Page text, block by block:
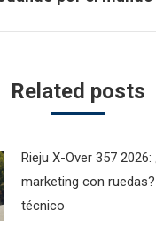
Related posts
Rieju X-Over 357
marketing con
técnico